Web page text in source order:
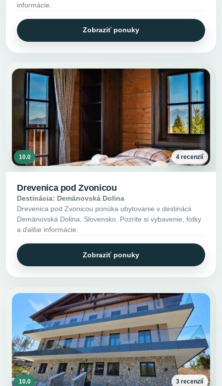
informácie.
Zobraziť ponuky
10.0 4 recenzií
Drevenica pod Zvonicou
Destinácia: Demänovská Dolina
Drevenica pod Zvonicou ponúka ubytovanie v destinácii
Demänovská Dolina, Slovensko. Pozrite si vybavenie, fotky
a ďalšie informácie.
Zobraziť ponuky
10.0 3 recenzií